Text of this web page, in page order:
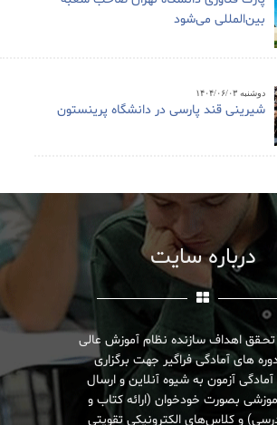
بین‌المللی می‌شود
دوشنبه ۱۴۰۴/۰۶/۰۳
شیرینی قند پارسی در دانشگاه پرینستون
درباره سایت
تحـقق اهداف سازنده نظام آموزش عالی
های آمادگی فراگیر جهت برگزاری
آزمون به شیوه آنلاین و ارسال
بصورت خودخوان (ارائه کتاب و
و کلاس‌های الکترونیکی تقویتی